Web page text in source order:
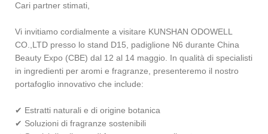
Cari partner stimati,
Vi invitiamo cordialmente a visitare KUNSHAN ODOWELL
CO.,LTD presso lo stand D15, padiglione N6 durante China
Beauty Expo (CBE) dal 12 al 14 maggio. In qualità di specialisti
in ingredienti per aromi e fragranze, presenteremo il nostro
portafoglio innovativo che include:
✔ Estratti naturali e di origine botanica
✔ Soluzioni di fragranze sostenibili